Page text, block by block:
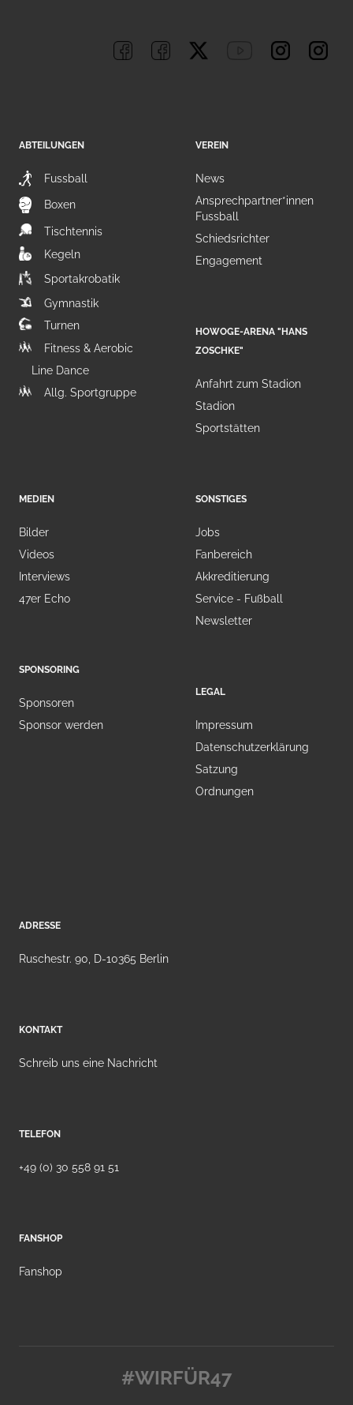
ABTEILUNGEN
Fussball
Boxen
Tischtennis
Kegeln
Sportakrobatik
Gymnastik
Turnen
Fitness & Aerobic
Line Dance
Allg. Sportgruppe
VEREIN
News
Ansprechpartner*innen
Fussball
Schiedsrichter
Engagement
HOWOGE-ARENA "HANS
ZOSCHKE"
Anfahrt zum Stadion
Stadion
Sportstätten
MEDIEN
Bilder
Videos
Interviews
47er Echo
SPONSORING
Sponsoren
Sponsor werden
SONSTIGES
Jobs
Fanbereich
Akkreditierung
Service - Fußball
Newsletter
LEGAL
Impressum
Datenschutzerklärung
Satzung
Ordnungen
ADRESSE
Ruschestr. 90, D-10365 Berlin
KONTAKT
Schreib uns eine Nachricht
TELEFON
+49 (0) 30 558 91 51
FANSHOP
Fanshop
#WIRFÜR47